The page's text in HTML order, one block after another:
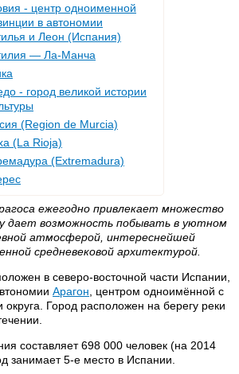
- центр одноименной
в автономии
и Леон (Испания)
— Ла-Манча
- город великой истории
(Region de Murcia)
(La Rioja)
(Extremadura)
ежегодно привлекает множество
дает возможность побывать в уютном
атмосферой, интереснейшей
средневековой архитектурой.
в северо-восточной части Испании,
Арагон , центром одноимённой с
округа. Город расположен на берегу реки
составляет 698 000 человек (на 2014
занимает 5-е место в Испании.